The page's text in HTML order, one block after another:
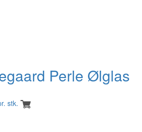
Perle Ølglas
stk.